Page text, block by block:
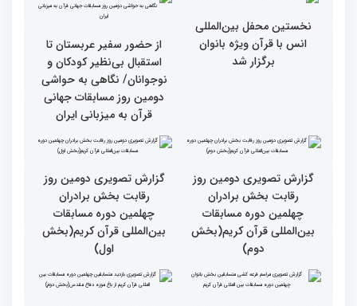
جزئیات دومین روز رقابت
بخش بانوان مسابقات
استعدادیابی مجری‌گری
قرآنی در حاشیه مسابقات
بین‌المللی قرآن کریم
نخستین محفل بین‌المللی
برگزار شد
استقبال بی‌نظیر کودکان و
نوجوانان/ نگاهی به حواشی
دومین روز مسابقات جهانی
قرآن به میزبانی ایران